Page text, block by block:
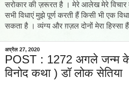
सरोकार की ज़रूरत है । मेरे आलेख मेरे विचार
सभी विधाएं मुझे पूर्ण करती हैं किसी भी एक
सकता है । व्यंग्य और ग़ज़ल दोनों मेरा हिस्सा
अप्रैल 27, 2020
POST : 1272 अगले जन्म के
विनोद कथा ) डॉ लोक सेतिया